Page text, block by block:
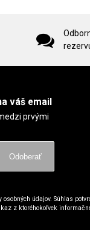
váš email
prvými
Odoberať
údajov. Súhlas
z ktoréhokoľvek